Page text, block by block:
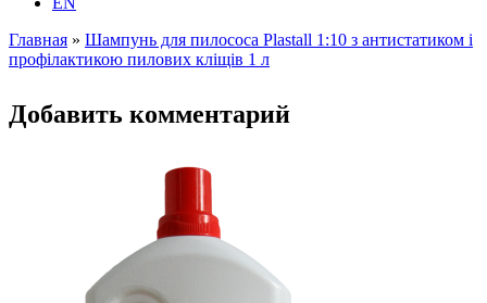
Вы здесь
Главная » Шампунь для пилососа Plastall 1:10 з антистатиком і
профілактикою пилових кліщів 1 л
Добавить комментарий